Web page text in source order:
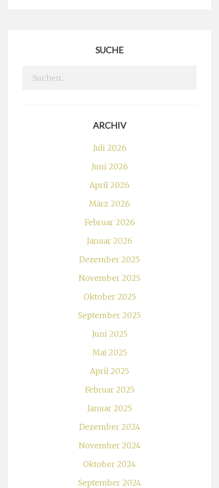
SUCHE
Search
ARCHIV
Juli 2026
Juni 2026
April 2026
März 2026
Februar 2026
Januar 2026
Dezember 2025
November 2025
Oktober 2025
September 2025
Juni 2025
Mai 2025
April 2025
Februar 2025
Januar 2025
Dezember 2024
November 2024
Oktober 2024
September 2024